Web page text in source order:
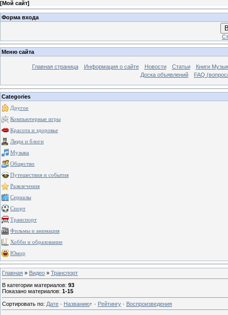
[Мой сайт]
Форма входа
Меню сайта
Главная страница Информация о сайте Новости Статьи
Книги
Доска объявлений
FAQ
Categories
Другое
Компьютерные игры
Красота и здоровье
Люди и блоги
Музыка
Общество
Путешествия и события
Развлечения
Сериалы
Спорт
Транспорт
Фильмы и анимация
Хобби и образование
Юмор
Главная » Видео » Транспорт
В категории материалов: 93
Показано материалов: 1-15
Сортировать по: Дате · Названию↑ · Рейтингу · Воспроизведения